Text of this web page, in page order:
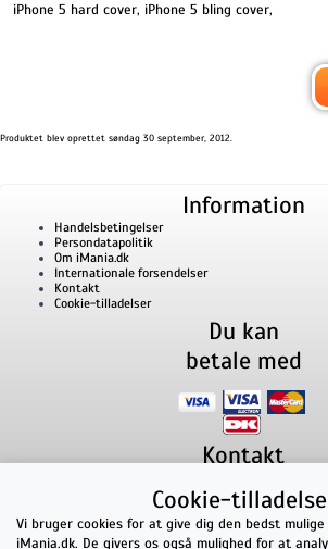
iPhone 5 hard cover, iPhone 5 bling cover,
Produktet blev oprettet søndag 30 september, 2012.
Information
Handelsbetingelser
Persondatapolitik
Om iMania.dk
Internationale forsendelser
Kontakt
Cookie-tilladelser
Du kan
betale med
Kontakt
Lillevorde Kær 29280
CVR nummer: 33182805 | E-mail:
Telefon:+45 23618990
Cookie-
Vi bruger cookies for at give dig den bedst mulige
iMania.dk. De givers os også mulighed for at